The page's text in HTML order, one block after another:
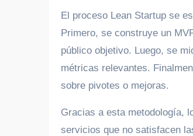
El proceso Lean Startup se
Primero, se construye un
público objetivo. Luego, se
métricas relevantes.
sobre pivotes o mejoras.
Gracias a esta metodología,
servicios que no satisfacen